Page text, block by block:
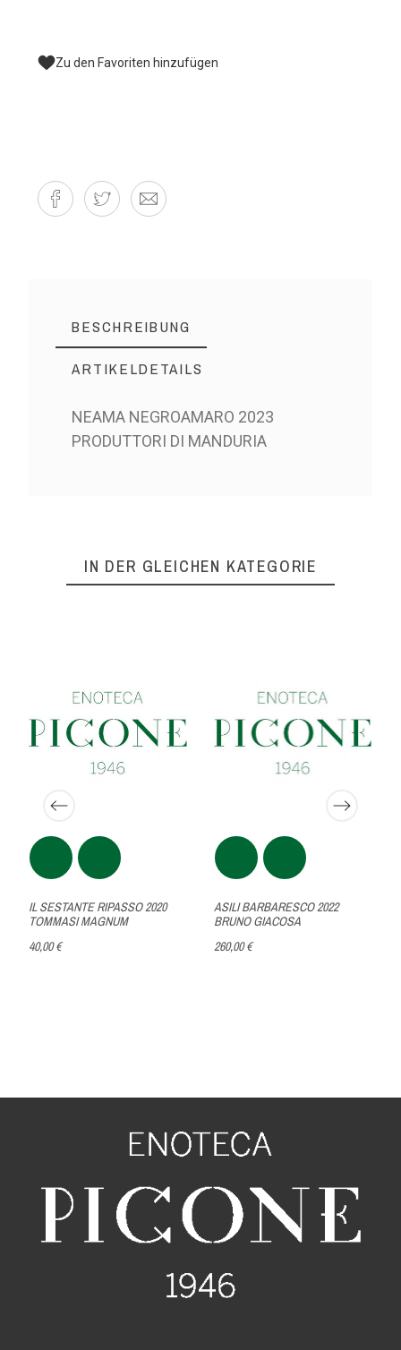
Zu den Favoriten hinzufügen
BESCHREIBUNG
ARTIKELDETAILS
NEAMA NEGROAMARO 2023
PRODUTTORI DI MANDURIA
IN DER GLEICHEN KATEGORIE
IL SESTANTE RIPASSO 2020
TOMMASI MAGNUM
40,00 €
ASILI BARBARESCO 2022
BRUNO GIACOSA
260,00 €